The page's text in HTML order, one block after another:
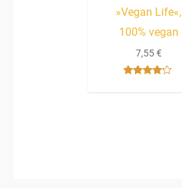
»Vegan Life«,
100% vegan
7,55€